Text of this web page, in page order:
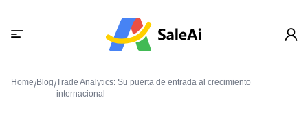
Home/Blog/Trade Analytics: Su puerta de entrada al crecimiento
internacional